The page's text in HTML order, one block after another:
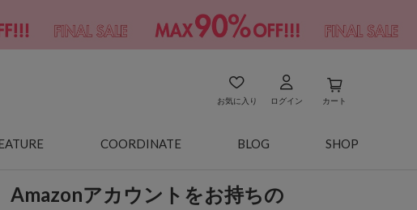
お気に入り ログイン カート
COORDINATE BLOG SHOP
Amazonアカウントをお持ちの